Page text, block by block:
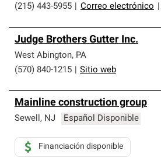
(215) 443-5955 Correo electrónico
Judge Brothers Gutter Inc.
West Abington, PA
(570) 840-1215
Sitio web
Mainline construction group
Sewell, NJ Español Disponible
Financiación disponible